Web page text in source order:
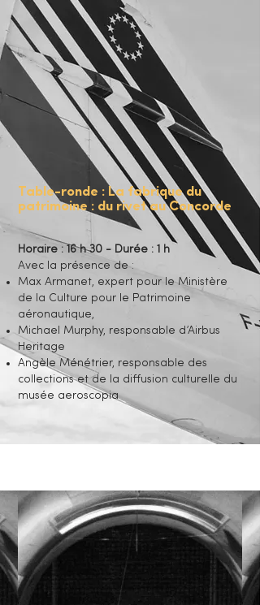
Table-ronde : La fabrique du
patrimoine : du rivet au Concorde
Horaire : 16 h 30 - Durée : 1 h
Avec la présence de : ​
Max Armanet, expert pour le Ministère
de la Culture pour le Patrimoine
aéronautique,
Michael Murphy, responsable d’Airbus
Heritage
Angèle Ménétrier, responsable des
collections et de la diffusion culturelle du
musée aeroscopia